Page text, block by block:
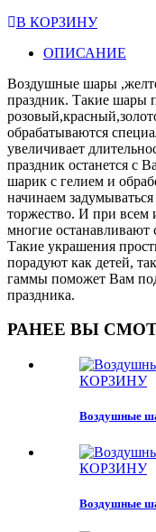
В КОРЗИНУ
ОПИСАНИЕ
Воздушные шары
праздник. Такие шары
обрабатываются
увеличивает
праздник останется с
шарик с гелием и
начинаем
торжество. И при всем
многие
Такие украшения
порадуют как детей,
гаммы поможет Вам
праздника.
РАНЕЕ ВЫ
КОРЗИНУ
Воздушные
КОРЗИНУ
Воздушные